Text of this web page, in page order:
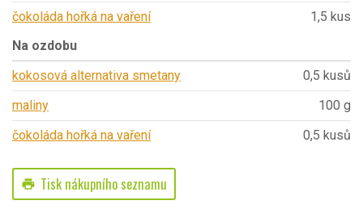
čokoláda hořká na vaření
1,5 kus
Na ozdobu
kokosová alternativa smetany
0,5 kusů
maliny
100 g
čokoláda hořká na vaření
0,5 kusů
print Tisk nákupního seznamu